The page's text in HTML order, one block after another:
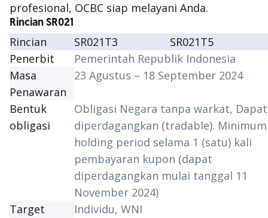
profesional, OCBC siap melayani Anda.
Rincian SR021
Rincian SR021T3
SR021T5
Penerbit
Pemerintah Republik Indonesia
Masa
Penawaran
23 Agustus – 18 September 2024
Bentuk
obligasi
Obligasi Negara tanpa warkat, Dapat
diperdagangkan (tradable). Minimum
holding period selama 1 (satu) kali
pembayaran kupon (dapat
diperdagangkan mulai tanggal 11
November 2024)
Target
Individu, WNI